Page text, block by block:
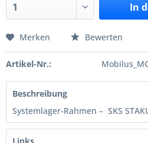
In
Merken Bewerten
Artikel-Nr.:
Beschreibung
Systemlager-Rahmen – SKS